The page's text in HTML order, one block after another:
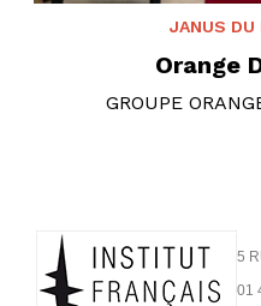
JANUS DU
Orange
GROUPE
5
01